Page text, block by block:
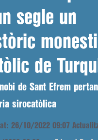
segle un
de
de Sant Efrem
sirocatòlica
26/10/2022 09:07